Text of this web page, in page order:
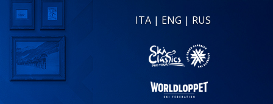
ITA | ENG | RUS